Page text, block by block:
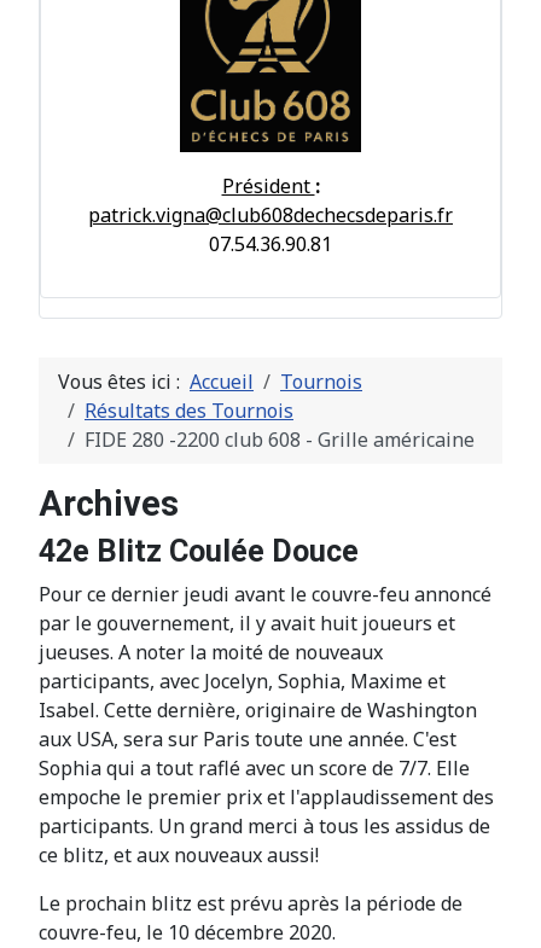
Président :
patrick.vigna@club608dechecsdeparis.fr
07.54.36.90.81
Vous êtes ici : Accueil
Tournois
Résultats des Tournois
FIDE 280 -2200 club 608 - Grille américaine
Archives
42e Blitz Coulée Douce
Pour ce dernier jeudi avant le couvre-feu annoncé
par le gouvernement, il y avait huit joueurs et
jueuses. A noter la moité de nouveaux
participants, avec Jocelyn, Sophia, Maxime et
Isabel. Cette dernière, originaire de Washington
aux USA, sera sur Paris toute une année. C'est
Sophia qui a tout raflé avec un score de 7/7. Elle
empoche le premier prix et l'applaudissement des
participants. Un grand merci à tous les assidus de
ce blitz, et aux nouveaux aussi!
Le prochain blitz est prévu après la période de
couvre-feu, le 10 décembre 2020.